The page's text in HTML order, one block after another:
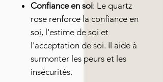
Confiance en soi: Le quartz
rose renforce la confiance en
soi, l'estime de soi et
l'acceptation de soi. Il aide à
surmonter les peurs et les
insécurités.